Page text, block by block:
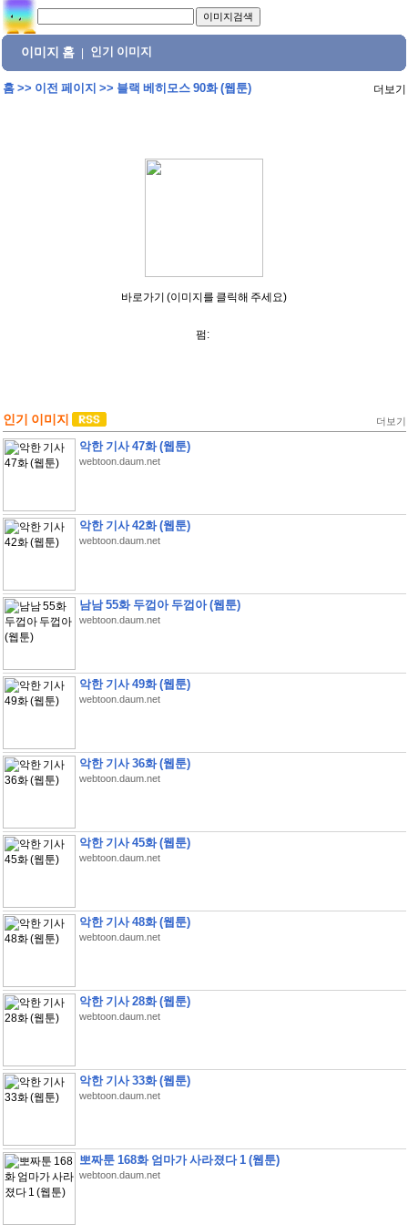
이미지 홈 인기 이미지
홈>> 이전 페이지 >> 블랙 베히모스 90화 (웹툰) 더보기
바로가기 (이미지를 클릭해 주세요)
펌:
인기 이미지 더보기
악한 기사 47화 (웹툰)
webtoon.daum.net
악한 기사 42화 (웹툰)
webtoon.daum.net
남남 55화 두껍아 두껍아 (웹툰)
webtoon.daum.net
악한 기사 49화 (웹툰)
webtoon.daum.net
악한 기사 36화 (웹툰)
webtoon.daum.net
악한 기사 45화 (웹툰)
webtoon.daum.net
악한 기사 48화 (웹툰)
webtoon.daum.net
악한 기사 28화 (웹툰)
webtoon.daum.net
악한 기사 33화 (웹툰)
webtoon.daum.net
뽀짜툰 168화 엄마가 사라졌다 1 (웹툰)
webtoon.daum.net